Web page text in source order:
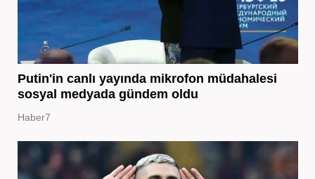
Putin'in canlı yayında mikrofon müdahalesi
sosyal medyada gündem oldu
Haber7